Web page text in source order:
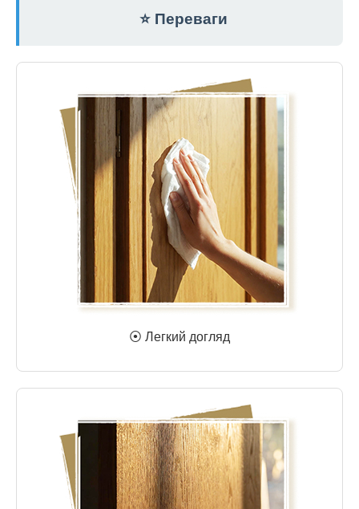
⭐ Переваги
⦿ Легкий догляд